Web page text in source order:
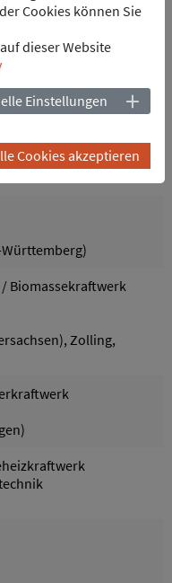
des Biogas-BHKW
Leittechnik
Biomassekraftwerk
Zolling,
Cookies können Sie
dieser Website
Einstellungen
Cookies akzeptieren